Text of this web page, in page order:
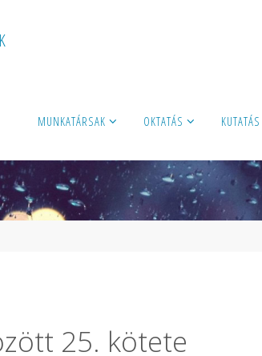
K
MUNKATÁRSAK OKTATÁS KUTATÁS
25. kötete